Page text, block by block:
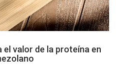
valor de la proteína en